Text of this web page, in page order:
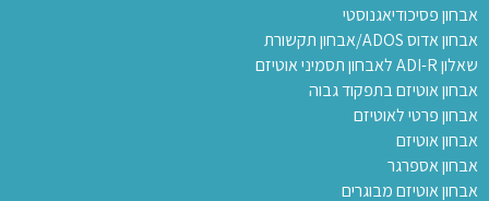
אבחון פסיכודיאגנוסטי
אבחון אדוס ADOS/אבחון תקשורת
שאלון ADI-R לאבחון תסמיני אוטיזם
אבחון אוטיזם בתפקוד גבוה
אבחון פרטי לאוטיזם
אבחון אוטיזם
אבחון אספרגר
אבחון אוטיזם מבוגרים